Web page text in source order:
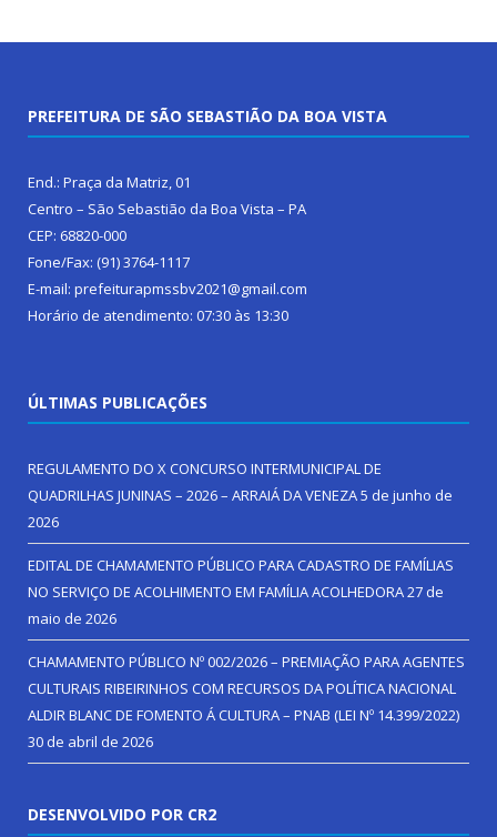
PREFEITURA DE SÃO SEBASTIÃO DA BOA VISTA
End.: Praça da Matriz, 01
Centro – São Sebastião da Boa Vista – PA
CEP: 68820-000
Fone/Fax: (91) 3764-1117
E-mail: prefeiturapmssbv2021@gmail.com
Horário de atendimento: 07:30 às 13:30
ÚLTIMAS PUBLICAÇÕES
REGULAMENTO DO X CONCURSO INTERMUNICIPAL DE
QUADRILHAS JUNINAS – 2026 – ARRAIÁ DA VENEZA5 de junho de
2026
EDITAL DE CHAMAMENTO PÚBLICO PARA CADASTRO DE FAMÍLIAS
NO SERVIÇO DE ACOLHIMENTO EM FAMÍLIA ACOLHEDORA27 de
maio de 2026
CHAMAMENTO PÚBLICO Nº 002/2026 – PREMIAÇÃO PARA AGENTES
CULTURAIS RIBEIRINHOS COM RECURSOS DA POLÍTICA NACIONAL
ALDIR BLANC DE FOMENTO Á CULTURA – PNAB (LEI Nº 14.399/2022)
30 de abril de 2026
DESENVOLVIDO POR CR2